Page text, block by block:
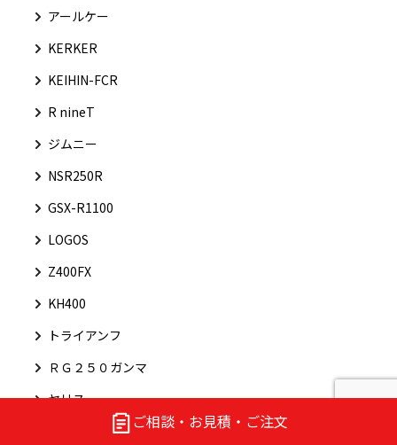
ご相談・お見積・ご注文
アールケー
KERKER
KEIHIN-FCR
R nineT
ジムニー
NSR250R
GSX-R1100
LOGOS
Z400FX
KH400
トライアンフ
ＲＧ２５０ガンマ
ヤリス